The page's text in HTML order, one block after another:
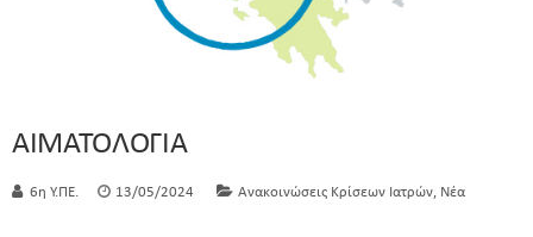
ΑΙΜΑΤΟΛΟΓΙΑ
6η Υ.ΠΕ. 13/05/2024 Ανακοινώσεις Κρίσεων Ιατρών, Νέα